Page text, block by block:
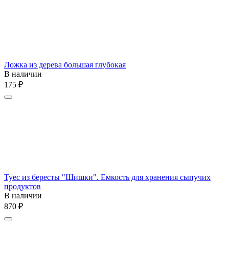
Ложка из дерева большая глубокая
В наличии
‍175‍ ₽
Туес из бересты "Шишки". Емкость для хранения сыпучих
продуктов
В наличии
‍870‍ ₽